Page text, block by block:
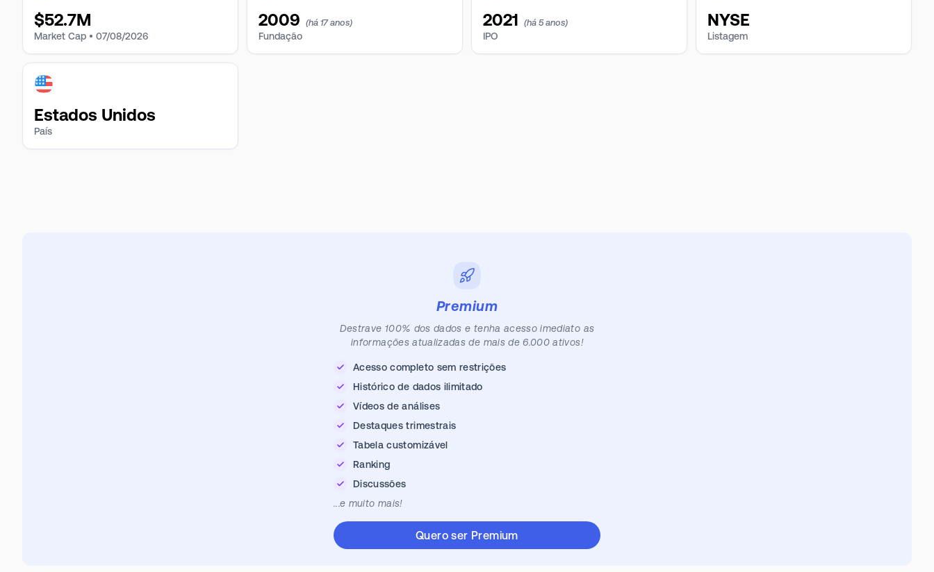
$52.7M
Market Cap • 07/08/2026
2009 (há 17 anos)
Fundação
2021 (há 5 anos)
IPO
NYSE
Listagem
Estados Unidos
País
Premium
Destrave 100% dos dados e tenha acesso imediato as
informações atualizadas de mais de 6.000 ativos!
Acesso completo sem restrições
Histórico de dados ilimitado
Vídeos de análises
Destaques trimestrais
Tabela customizável
Ranking
Discussões
...e muito mais!
Quero ser Premium